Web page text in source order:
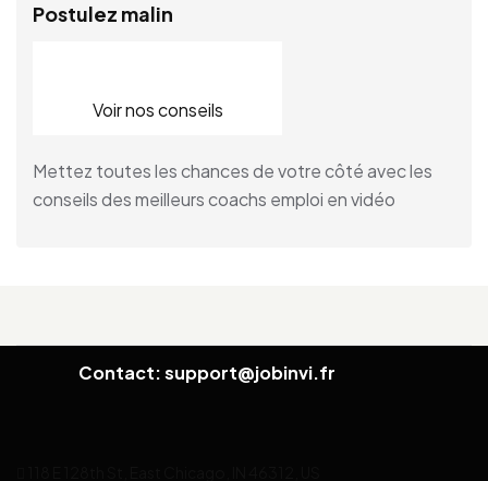
Postulez malin
Voir nos conseils
Mettez toutes les chances de votre côté avec les
conseils des meilleurs coachs emploi en vidéo
Contact: support@jobinvi.fr